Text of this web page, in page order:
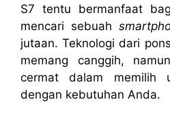
S7 tentu bermanfaat
mencari sebuah
jutaan. Teknologi dari
memang canggih,
cermat dalam memilih
dengan kebutuhan Anda.